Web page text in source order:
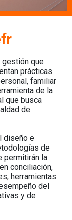
gestión que
prácticas
familiar
de la
que busca
de
diseño e
de
permitirán la
conciliación,
herramientas
del
y de